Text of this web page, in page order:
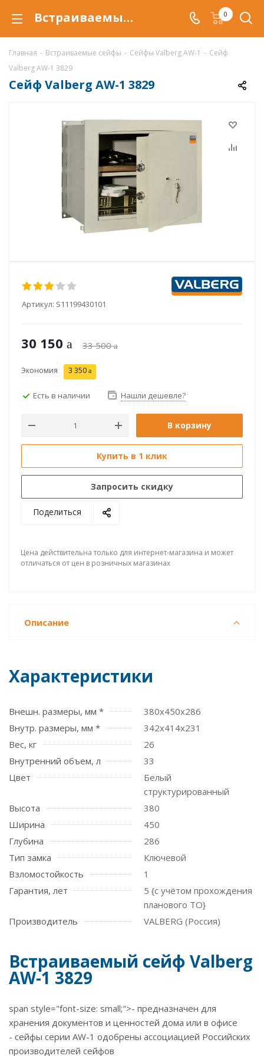
Встраиваемый сейф Valberg AW-1 3829 в Арзамасе купить со скидкой по низкой цене в интернет-магазине ValbergSafe.ru 0
Главная - Встраиваемые сейфы - Сейфы Valberg AW-1 - Сейф
Valberg AW-1 3829
Сейф Valberg AW-1 3829
Артикул: S11199430101
30 150 33 500
Экономия 3 350
Есть в наличии Нашли дешевле?
В корзину
Купить в 1 клик
Запросить скидку
Поделиться
Цена действительна только для интернет-магазина и может
отличаться от цен в розничных магазинах
Описание
Характеристики
Внешн. размеры, мм *
380x450x286
Внутр. размеры, мм *
342х414х231
Вес, кг
26
Внутренний объем, л
33
Цвет
Белый
структурированный
Высота
380
Ширина
450
Глубина
286
Тип замка
Ключевой
Взломостойкость
1
Гарантия, лет
5 {с учётом прохождения
планового ТО}
Производитель
VALBERG (Россия)
Встраиваемый сейф Valberg
AW-1 3829
span style="font-size: small;">- предназначен для
хранения документов и ценностей дома или в офисе
- сейфы серии AW-1 одобрены ассоциацией Российских
производителей сейфов